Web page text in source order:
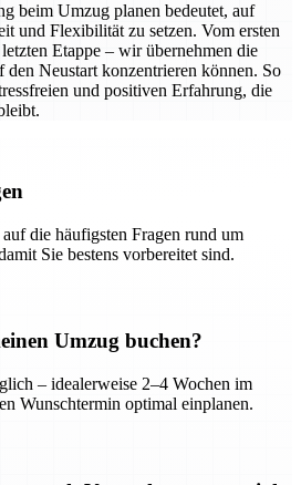
beim Umzug planen bedeutet, auf
und Flexibilität zu setzen. Vom ersten
Etappe – wir übernehmen die
den Neustart konzentrieren können. So
und positiven Erfahrung, die
die häufigsten Fragen rund um
Sie bestens vorbereitet sind.
Umzug buchen?
– idealerweise 2–4 Wochen im
Wunschtermin optimal einplanen.